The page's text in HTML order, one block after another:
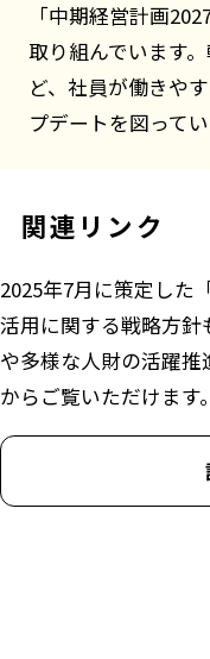
「中期経営計画
取り組んでいます
ど、社員が働きや
プデートを図ってい
関連リンク
2025年7月に策定した
活用に関する戦略方
や多様な人財の活躍推
からご覧いただけます。